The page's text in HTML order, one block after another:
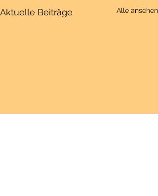
Aktuelle Beiträge Alle ansehen